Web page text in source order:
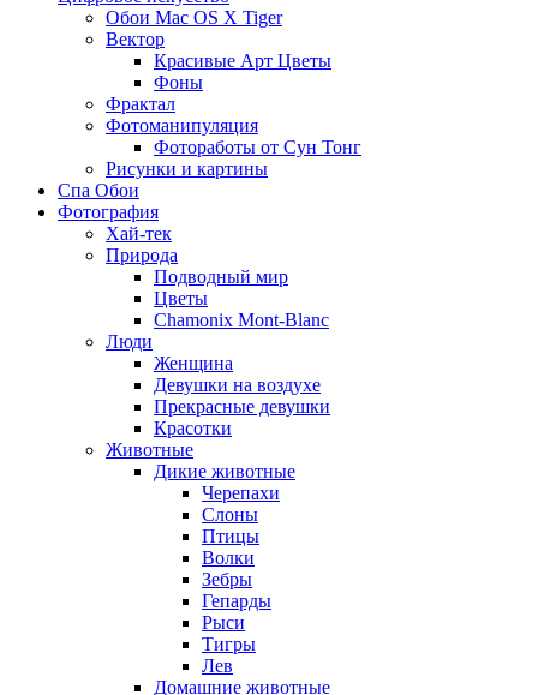
Обои Mac OS X Tiger
Вектор
Красивые Арт Цветы
Фоны
Фрактал
Фотоманипуляция
Фотоработы от Сун Тонг
Рисунки и картины
Спа Обои
Фотография
Хай-тек
Природа
Подводный мир
Цветы
Chamonix Mont-Blanc
Люди
Женщина
Девушки на воздухе
Прекрасные девушки
Красотки
Животные
Дикие животные
Черепахи
Слоны
Птицы
Волки
Зебры
Гепарды
Рыси
Тигры
Лев
Домашние животные